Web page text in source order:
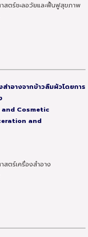
สตร์ชะลอวัยและฟื้นฟูสุขภาพ
ำอางจากข้าวลืมผัวโดยการ
Cosmetic
and
ตร์เครื่องสำอาง